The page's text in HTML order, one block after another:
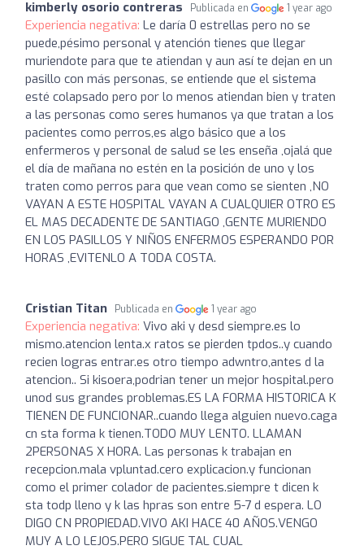
kimberly osorio contreras Publicada en 1 year ago
Experiencia negativa: Le daría 0 estrellas pero no se
puede,pésimo personal y atención tienes que llegar
muriendote para que te atiendan y aun así te dejan en un
pasillo con más personas, se entiende que el sistema
esté colapsado pero por lo menos atiendan bien y traten
a las personas como seres humanos ya que tratan a los
pacientes como perros,es algo básico que a los
enfermeros y personal de salud se les enseña ,ojalá que
el día de mañana no estén en la posición de uno y los
traten como perros para que vean como se sienten ,NO
VAYAN A ESTE HOSPITAL VAYAN A CUALQUIER OTRO ES
EL MAS DECADENTE DE SANTIAGO ,GENTE MURIENDO
EN LOS PASILLOS Y NIÑOS ENFERMOS ESPERANDO POR
HORAS ,EVITENLO A TODA COSTA.
Cristian Titan Publicada en 1 year ago
Experiencia negativa: Vivo aki y desd siempre.es lo
mismo.atencion lenta.x ratos se pierden tpdos..y cuando
recien logras entrar.es otro tiempo adwntro,antes d la
atencion.. Si kisoera,podrian tener un mejor hospital.pero
unod sus grandes problemas.ES LA FORMA HISTORICA K
TIENEN DE FUNCIONAR..cuando llega alguien nuevo.caga
cn sta forma k tienen.TODO MUY LENTO. LLAMAN
2PERSONAS X HORA. Las personas k trabajan en
recepcion.mala vpluntad.cero explicacion.y funcionan
como el primer colador de pacientes.siempre t dicen k
sta todp lleno y k las hpras son entre 5-7 d espera. LO
DIGO CN PROPIEDAD.VIVO AKI HACE 40 AÑOS.VENGO
MUY A LO LEJOS.PERO SIGUE TAL CUAL